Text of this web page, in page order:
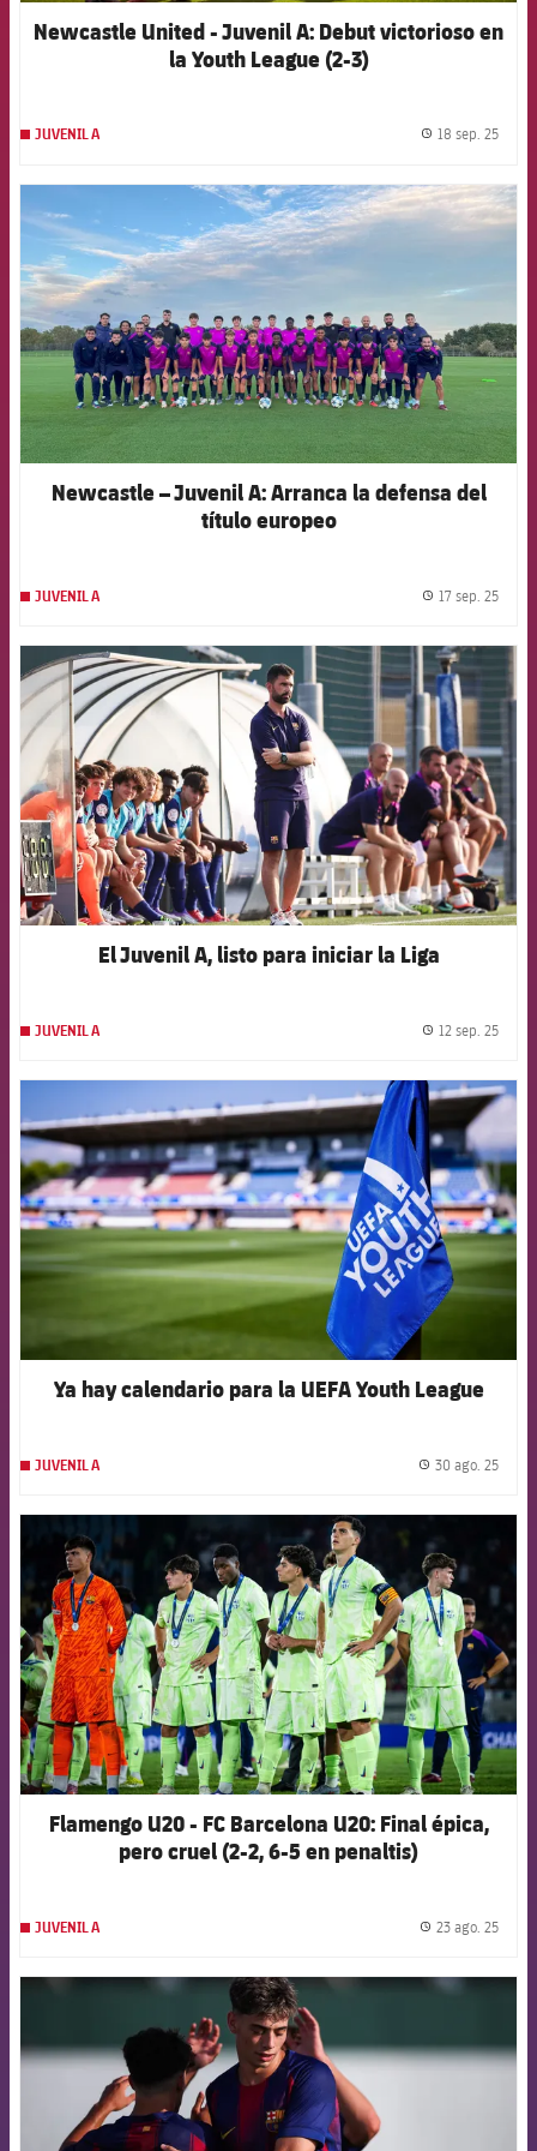
Newcastle United - Juvenil A: Debut victorioso en
la Youth League (2-3)
JUVENIL A 18 sep. 25
FCB Barcelona badge
Newcastle – Juvenil A: Arranca la defensa del
título europeo
JUVENIL A 17 sep. 25
FCB Barcelona badge
El Juvenil A, listo para iniciar la Liga
JUVENIL A 12 sep. 25
FCB Barcelona badge
Ya hay calendario para la UEFA Youth League
JUVENIL A 30 ago. 25
FCB Barcelona badge
Flamengo U20 - FC Barcelona U20: Final épica,
pero cruel (2-2, 6-5 en penaltis)
JUVENIL A 23 ago. 25
FCB Barcelona badge